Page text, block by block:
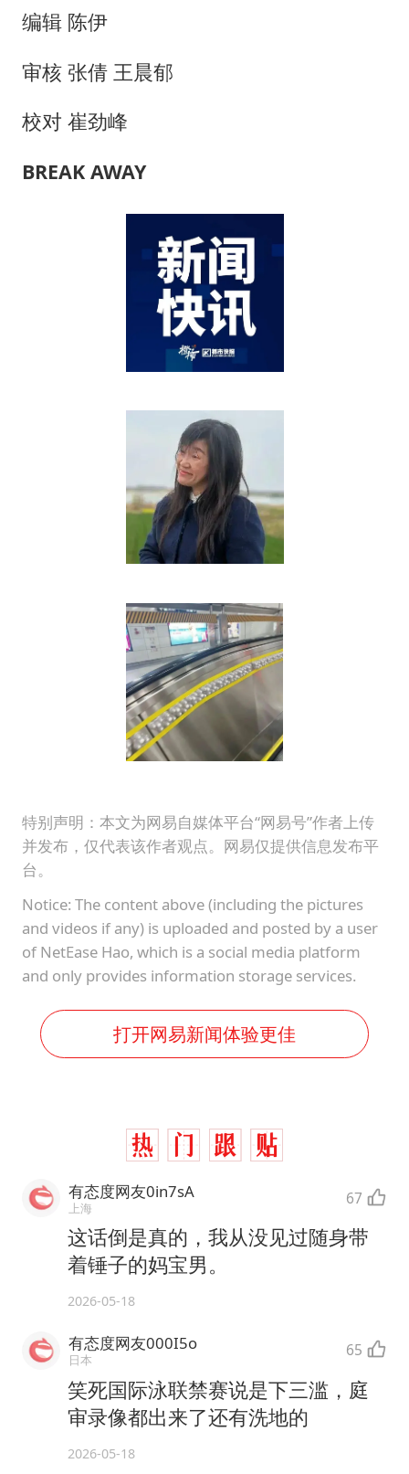
编辑 陈伊
审核 张倩 王晨郁
校对 崔劲峰
BREAK AWAY
特别声明：本文为网易自媒体平台“网易号”作者上传
并发布，仅代表该作者观点。网易仅提供信息发布平
台。
Notice: The content above (including the pictures
and videos if any) is uploaded and posted by a user
of NetEase Hao, which is a social media platform
and only provides information storage services.
打开网易新闻体验更佳
有态度网友0in7sA
上海 67
这话倒是真的，我从没见过随身带
着锤子的妈宝男。
2026-05-18
有态度网友000I5o
日本 65
笑死国际泳联禁赛说是下三滥，庭
审录像都出来了还有洗地的
2026-05-18